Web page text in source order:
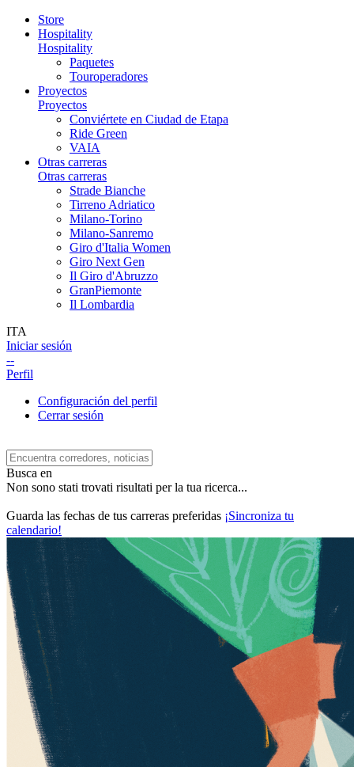
Store
Hospitality
Hospitality
Paquetes
Touroperadores
Proyectos
Proyectos
Conviértete en Ciudad de Etapa
Ride Green
VAIA
Otras carreras
Otras carreras
Strade Bianche
Tirreno Adriatico
Milano-Torino
Milano-Sanremo
Giro d'Italia Women
Giro Next Gen
Il Giro d'Abruzzo
GranPiemonte
Il Lombardia
ITA
Iniciar sesión
--
Perfil
Configuración del perfil
Cerrar sesión
Busca en
Non sono stati trovati risultati per la tua ricerca...
Guarda las fechas de tus carreras preferidas ¡Sincroniza tu
calendario!